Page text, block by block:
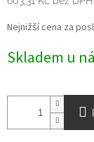
Měrná
cena:
Nejnižší cena za
Skladem u